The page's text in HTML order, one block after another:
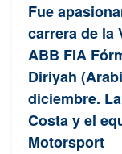
Fue
carrera de la
ABB FIA
Diriyah
diciembre.
Costa y el
Motorsport